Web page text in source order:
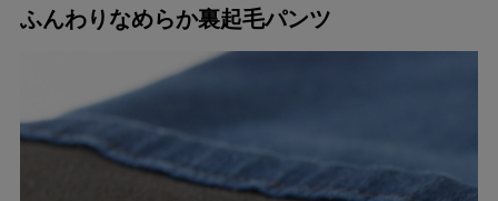
ふんわりなめらか裏起毛パンツ